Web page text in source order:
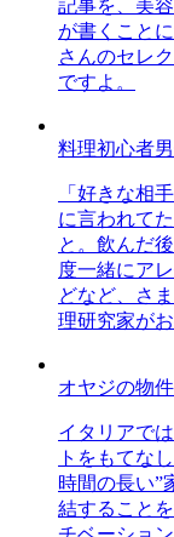
記事を、美
が書くこと
さんのセレ
ですよ。
料理初心者
「好きな相
に言われて
と。飲んだ
度一緒にア
どなど、さ
理研究家が
オヤジの物
イタリアで
トをもてな
時間の長い”
結すること